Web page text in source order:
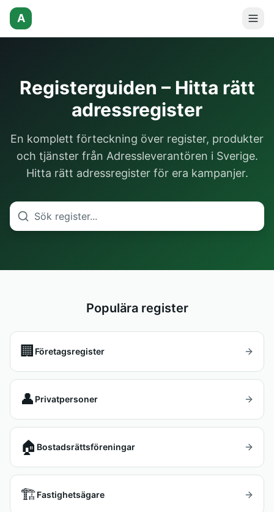
A
Registerguiden – Hitta rätt
adressregister
En komplett förteckning över register, produkter
och tjänster från Adressleverantören i Sverige.
Hitta rätt adressregister för era kampanjer.
Populära register
🏢 Företagsregister
👤 Privatpersoner
🏠 Bostadsrättsföreningar
🏗️Fastighetsägare